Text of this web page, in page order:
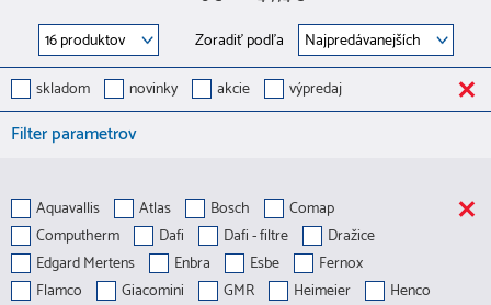
Zoradiť podľa
skladom
novinky akcie výpredaj
Filter parametrov
Aquavallis Atlas Bosch
Comap
Computherm
Dafi Dafi - filtre
Dražice
Edgard Mertens
Enbra Esbe
Fernox
Flamco
Giacomini GMR Heimeier
Henco